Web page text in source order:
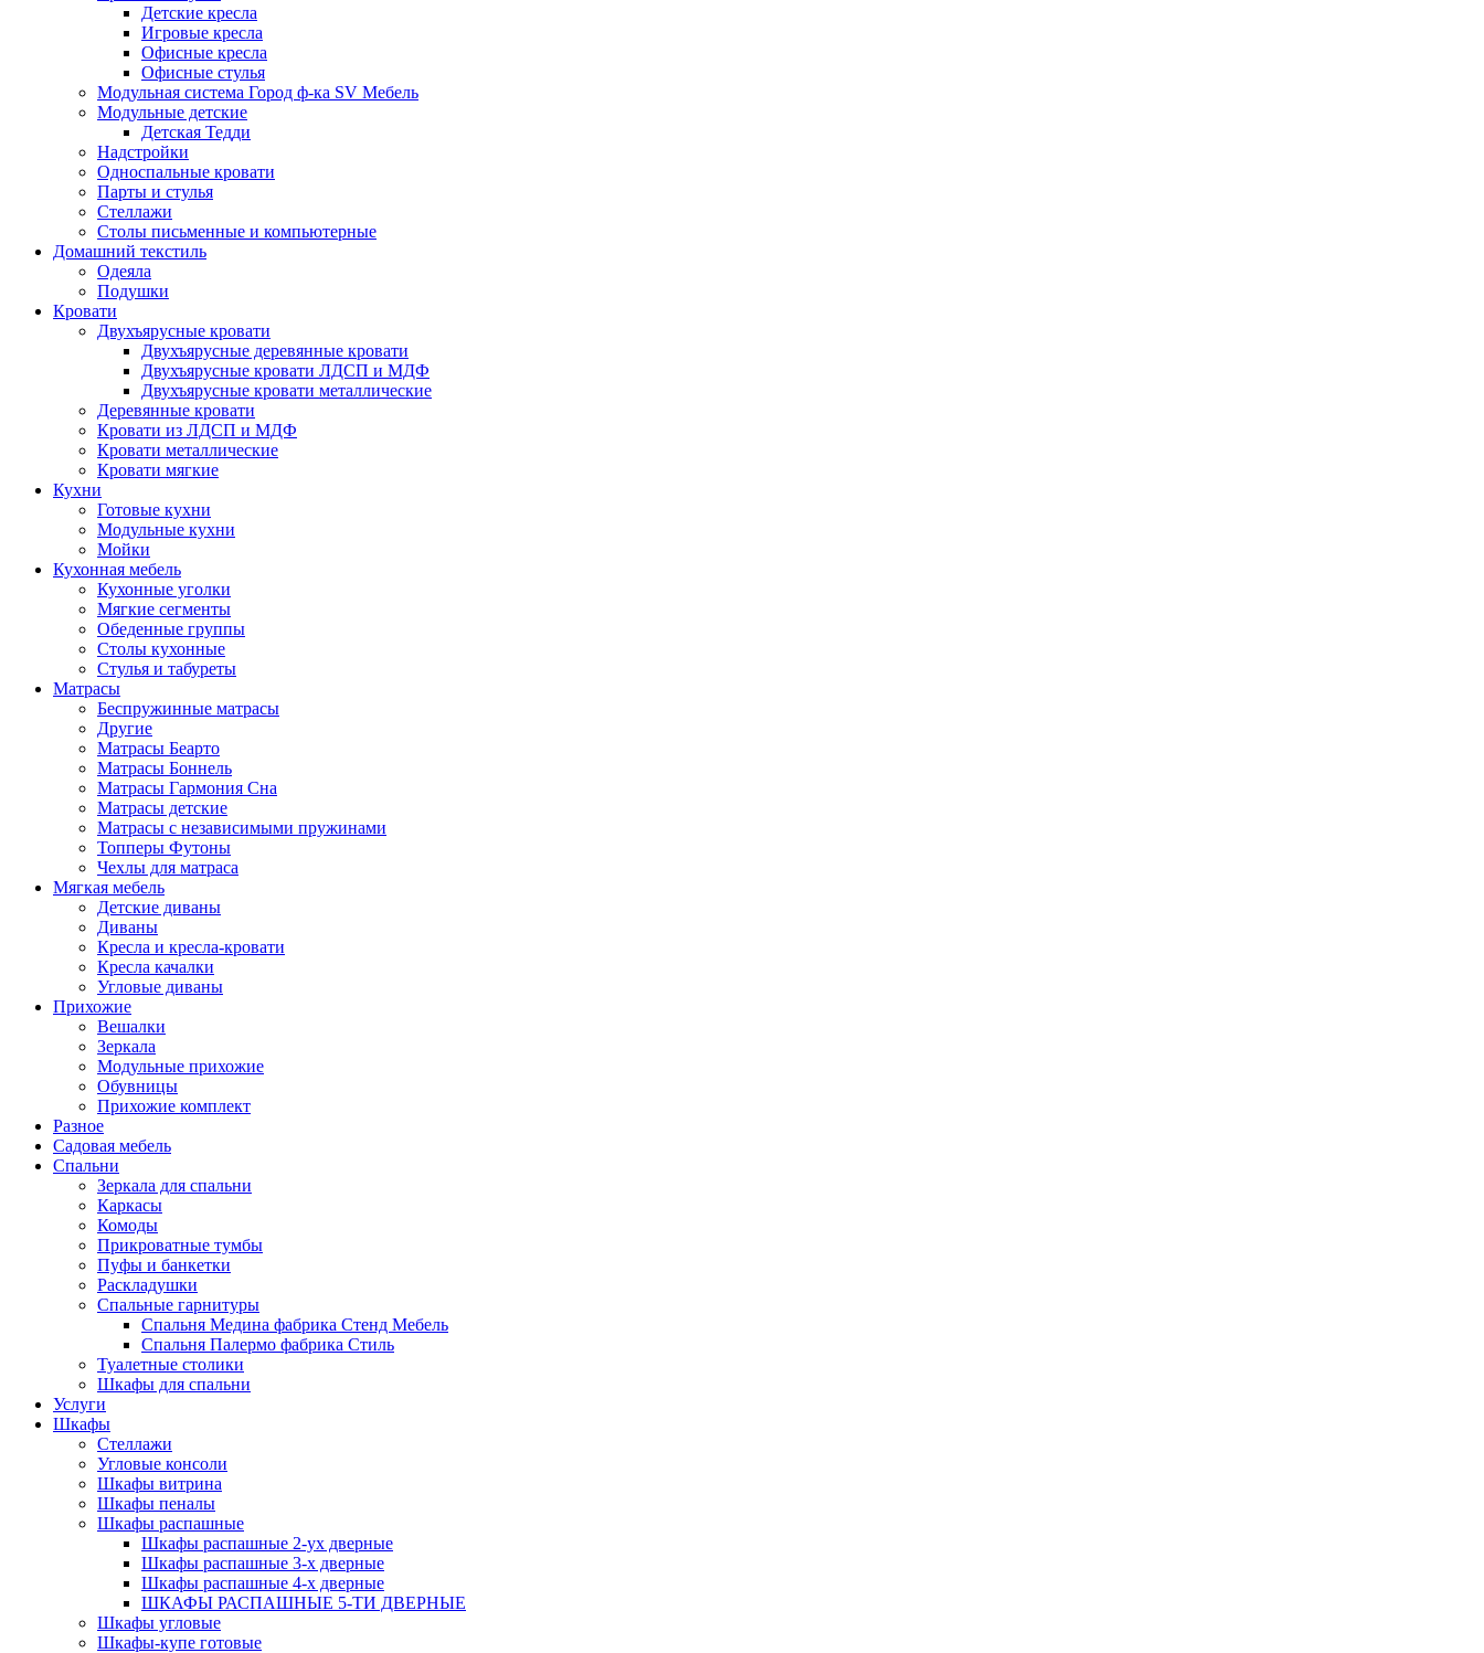
Детские кресла
Игровые кресла
Офисные кресла
Офисные стулья
Модульная система Город ф-ка SV Мебель
Модульные детские
Детская Тедди
Надстройки
Односпальные кровати
Парты и стулья
Стеллажи
Столы письменные и компьютерные
Домашний текстиль
Одеяла
Подушки
Кровати
Двухъярусные кровати
Двухъярусные деревянные кровати
Двухъярусные кровати ЛДСП и МДФ
Двухъярусные кровати металлические
Деревянные кровати
Кровати из ЛДСП и МДФ
Кровати металлические
Кровати мягкие
Кухни
Готовые кухни
Модульные кухни
Мойки
Кухонная мебель
Кухонные уголки
Мягкие сегменты
Обеденные группы
Столы кухонные
Стулья и табуреты
Матрасы
Беспружинные матрасы
Другие
Матрасы Беарто
Матрасы Боннель
Матрасы Гармония Сна
Матрасы детские
Матрасы с независимыми пружинами
Топперы Футоны
Чехлы для матраса
Мягкая мебель
Детские диваны
Диваны
Кресла и кресла-кровати
Кресла качалки
Угловые диваны
Прихожие
Вешалки
Зеркала
Модульные прихожие
Обувницы
Прихожие комплект
Разное
Садовая мебель
Спальни
Зеркала для спальни
Каркасы
Комоды
Прикроватные тумбы
Пуфы и банкетки
Раскладушки
Спальные гарнитуры
Спальня Медина фабрика Стенд Мебель
Спальня Палермо фабрика Стиль
Туалетные столики
Шкафы для спальни
Услуги
Шкафы
Стеллажи
Угловые консоли
Шкафы витрина
Шкафы пеналы
Шкафы распашные
Шкафы распашные 2-ух дверные
Шкафы распашные 3-х дверные
Шкафы распашные 4-х дверные
ШКАФЫ РАСПАШНЫЕ 5-ТИ ДВЕРНЫЕ
Шкафы угловые
Шкафы-купе готовые